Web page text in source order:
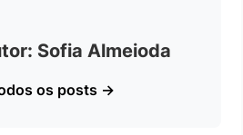
Sofia Almeioda
os posts →